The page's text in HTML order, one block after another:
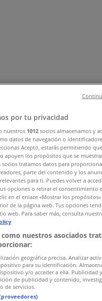
Ruházat,
Otthon, kert és
és szépség
motorkerékpárok és
Bankok és szolgáltatások
Hajdúszoboszló
en»
Ruházat, cipők és
pizza szóda
Sport
Bankok
és szépség
por tu privacidad
nuestros 1012 socios almacenamos y
datos de navegación o
Acepto, estarás permitiendo
apoyen los propósitos que se
tratamos datos para
parte del contenido y los
para ti. Puedes volver a
opciones o retirar el consentimiento
en el enlace «Mostrar los
de la página web. Tus opciones
web. Para saber más, consulta
nuestros asociados
geográfica precisa. Analizar
para su identificación.
y/o acceder a ella. Publicidad
de publicidad y contenido,
de servicios.